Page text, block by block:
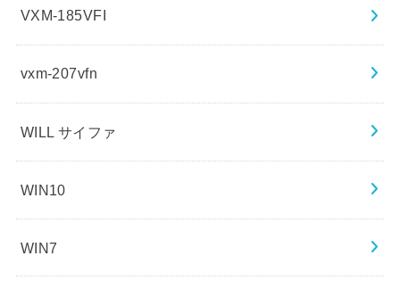
VXM-185VFI
vxm-207vfn
WILL サイファ
WIN10
WIN7